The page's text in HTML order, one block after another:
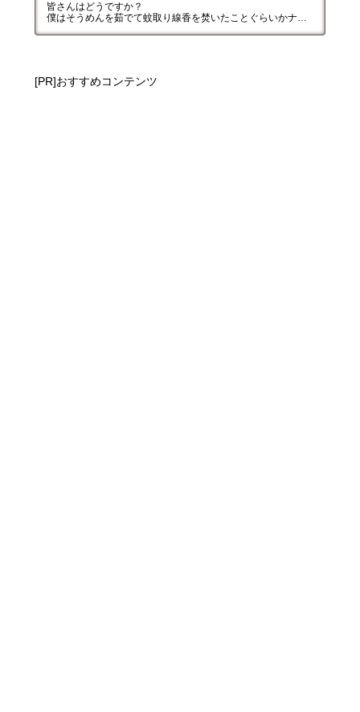
皆さんはどうですか？
僕はそうめんを茹でて蚊取り線香を焚いたことぐらいかナ…
[PR]おすすめコンテンツ